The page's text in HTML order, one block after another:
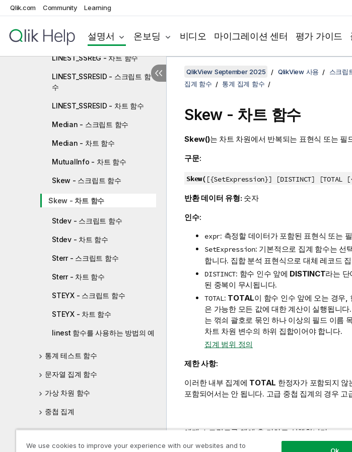
Qlik.com Community Learning
설명서 온보딩 비디오 마이그레이션 센터 평가 가이드
LINEST_SSREG - 스크립트 함수
LINEST_SSREG - 차트 함수
LINEST_SSRESID - 스크립트 함
수
LINEST_SSRESID - 차트 함수
Median - 스크립트 함수
Median - 차트 함수
MutualInfo - 차트 함수
Skew - 스크립트 함수
Skew - 차트 함수
Stdev - 스크립트 함수
Stdev - 차트 함수
Sterr - 스크립트 함수
Sterr - 차트 함수
STEYX - 스크립트 함수
STEYX - 차트 함수
linest 함수를 사용하는 방법의 예
통계 테스트 함수
문자열 집계 함수
가상 차원 함수
중첩 집계
QlikView September 2025 QlikView 사용 스크립
집계 함수
통계 집계 함수
Skew - 차트 함수
Skew()는 차트 차원에서 반복되는 표현식 또는 필
구문:
Skew( [{SetExpression}] [DISTINCT]
반환 데이터 유형: 숫자
인수:
expr: 측정할 데이터가 포함된 표현식 또는
SetExpression: 기본적으로 집계 함수는 선
합니다. 집합 분석 표현식으로 대체 레코드
DISTINCT: 함수 인수 앞에 DISTINCT라는 단
된 중복이 무시됩니다.
TOTAL: TOTAL이 함수 인수 앞에 오는 경우,
은 가능한 모든 값에 대한 계산이 실행됩니
는 꺾쇠 괄호로 묶인 하나 이상의 필드 이름
차트 차원 변수의 하위 집합이어야 합니다.
집계 범위 정의
제한 사항:
이러한 내부 집계에 TOTAL 한정자가 포함되지 않
포함되어서는 안 됩니다. 고급 중첩 집계의 경우 고
예제 스크립트를 앱에 추 가하고 실행합니다.
Table1:
We use cookies to improve your experience with our websites and to